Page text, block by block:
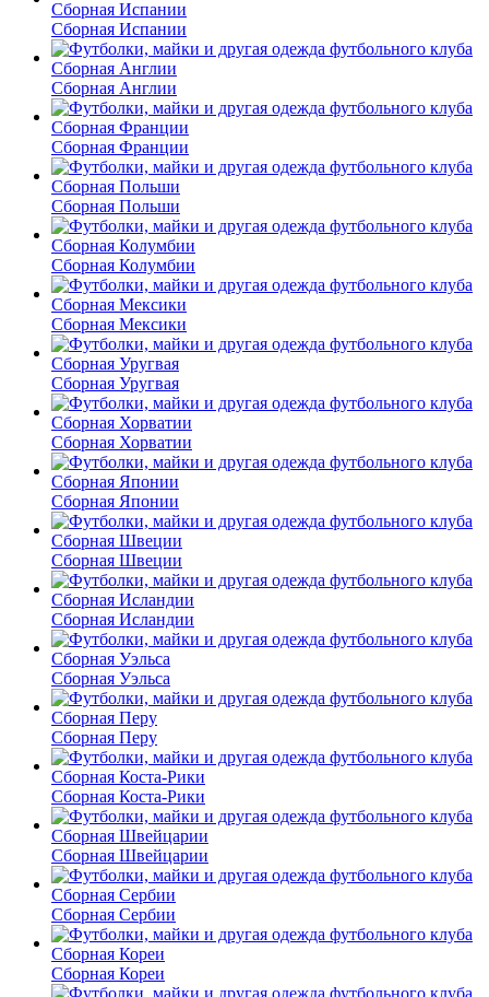
Сборная Испании
Сборная Англии
Сборная Франции
Сборная Польши
Сборная Колумбии
Сборная Мексики
Сборная Уругвая
Сборная Хорватии
Сборная Японии
Сборная Швеции
Сборная Исландии
Сборная Уэльса
Сборная Перу
Сборная Коста-Рики
Сборная Швейцарии
Сборная Сербии
Сборная Кореи